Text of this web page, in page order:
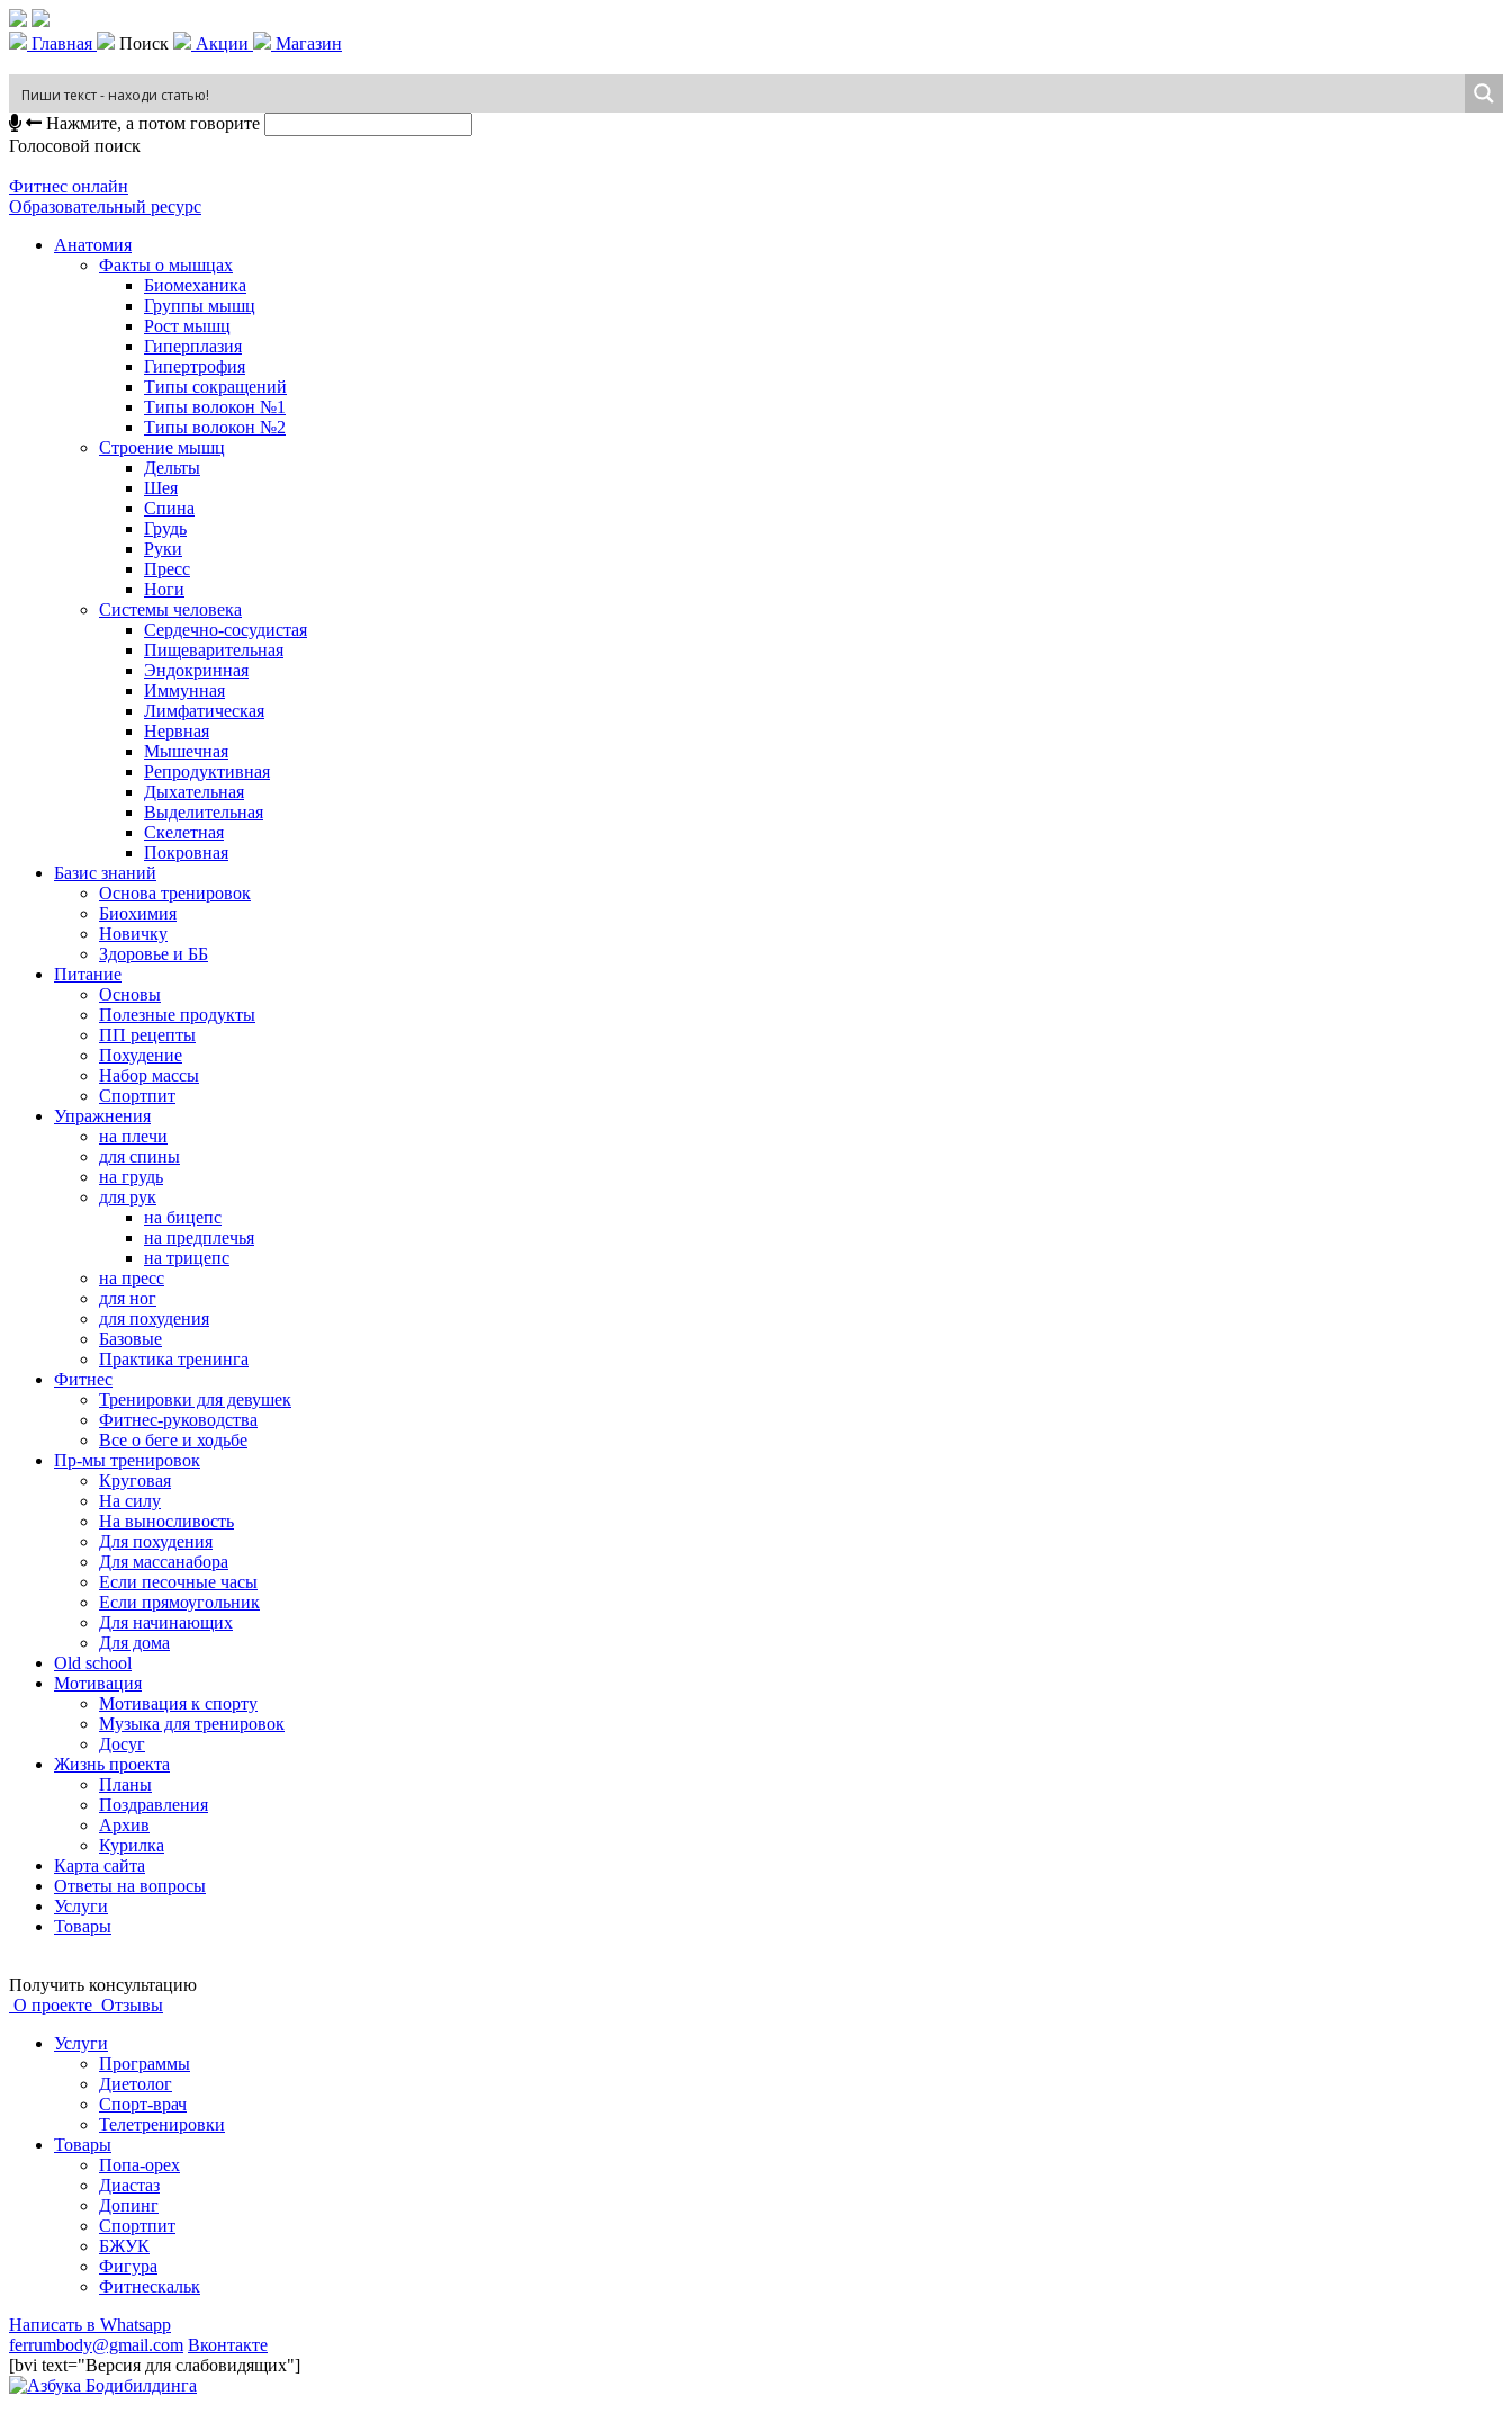
Главная Поиск Акции Магазин
Нажмите, а потом говорите
Голосовой поиск
Фитнес онлайн
Образовательный ресурс
Анатомия
Факты о мышцах
Биомеханика
Группы мышц
Рост мышц
Гиперплазия
Гипертрофия
Типы сокращений
Типы волокон №1
Типы волокон №2
Строение мышц
Дельты
Шея
Спина
Грудь
Руки
Пресс
Ноги
Системы человека
Сердечно-сосудистая
Пищеварительная
Эндокринная
Иммунная
Лимфатическая
Нервная
Мышечная
Репродуктивная
Дыхательная
Выделительная
Скелетная
Покровная
Базис знаний
Основа тренировок
Биохимия
Новичку
Здоровье и ББ
Питание
Основы
Полезные продукты
ПП рецепты
Похудение
Набор массы
Спортпит
Упражнения
на плечи
для спины
на грудь
для рук
на бицепс
на предплечья
на трицепс
на пресс
для ног
для похудения
Базовые
Практика тренинга
Фитнес
Тренировки для девушек
Фитнес-руководства
Все о беге и ходьбе
Пр-мы тренировок
Круговая
На силу
На выносливость
Для похудения
Для массанабора
Если песочные часы
Если прямоугольник
Для начинающих
Для дома
Old school
Мотивация
Мотивация к спорту
Музыка для тренировок
Досуг
Жизнь проекта
Планы
Поздравления
Архив
Курилка
Карта сайта
Ответы на вопросы
Услуги
Товары
Получить консультацию
О проекте Отзывы
Услуги
Программы
Диетолог
Спорт-врач
Телетренировки
Товары
Попа-орех
Диастаз
Допинг
Спортпит
БЖУК
Фигура
Фитнескальк
Написать в Whatsapp
ferrumbody@gmail.com Вконтакте
[bvi text="Версия для слабовидящих"]